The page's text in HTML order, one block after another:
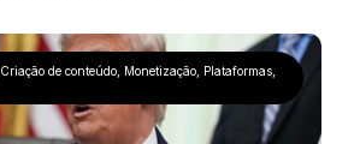
Criação de conteúdo Monetização Plataformas